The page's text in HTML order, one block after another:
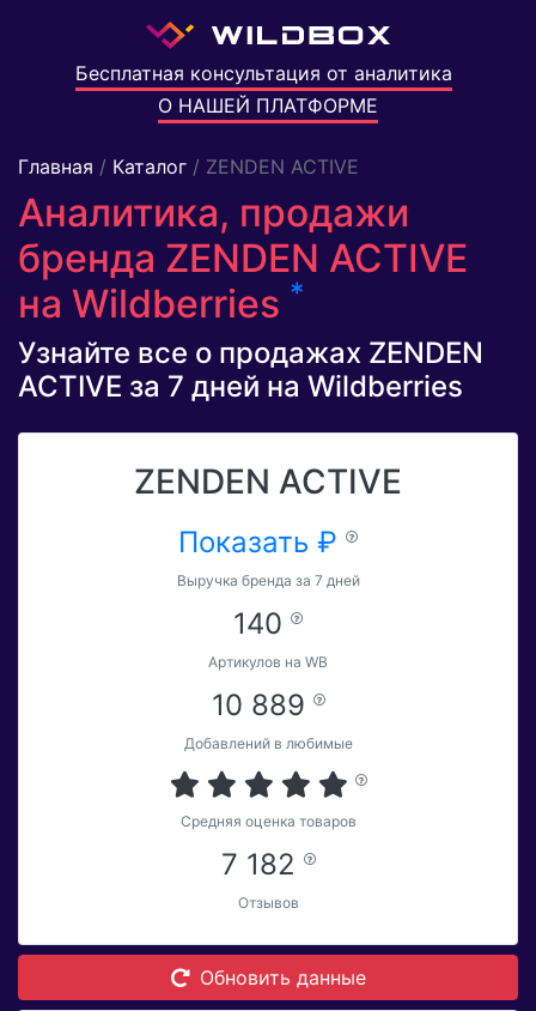
Бесплатная консультация от аналитика
О НАШЕЙ ПЛАТФОРМЕ
Главная / Каталог / ZENDEN ACTIVE
Аналитика, продажи
бренда ZENDEN ACTIVE
на Wildberries *
Узнайте все о продажах ZENDEN
ACTIVE за 7 дней на Wildberries
ZENDEN ACTIVE
Показать ₽
Выручка бренда за 7 дней
140
Артикулов на WB
10 889
Добавлений в любимые
Средняя оценка товаров
7 182
Отзывов
Обновить данные